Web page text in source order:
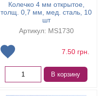
Колечко 4 мм открытое,
толщ. 0,7 мм, мед. сталь, 10
шт
Артикул: MS1730
7.50 грн.
В корзину